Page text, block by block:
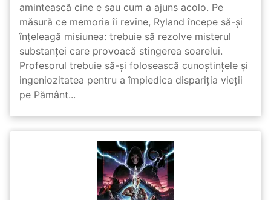
amintească cine e sau cum a ajuns acolo. Pe
măsură ce memoria îi revine, Ryland începe să-și
înțeleagă misiunea: trebuie să rezolve misterul
substanței care provoacă stingerea soarelui.
Profesorul trebuie să-și folosească cunoștințele și
ingeniozitatea pentru a împiedica dispariția vieții
pe Pământ...